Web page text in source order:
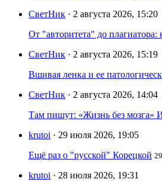
СветНик · 2 августа 2026, 15:20
От "авторитета" до плагиатора:
СветНик · 2 августа 2026, 15:19
Вшивая ленка и ее
СветНик · 2 августа 2026, 14:04
Там пишут: «Жизнь без мозга»
krutoi · 29 июля 2026, 19:05
Ещё раз о "русской" Корецкой 29
krutoi · 28 июля 2026, 19:31